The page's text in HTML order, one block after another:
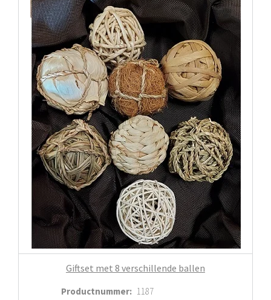
Giftset met 8 verschillende ballen
Productnummer: 1187